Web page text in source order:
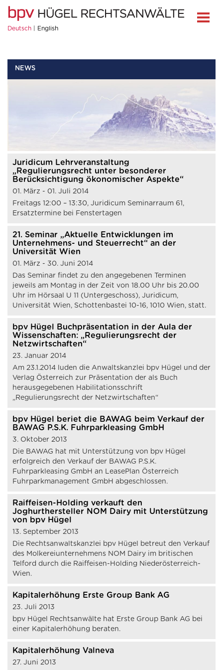
Deutsch English
NEWS
Juridicum Lehrveranstaltung
„Regulierungsrecht unter besonderer
Berücksichtigung ökonomischer Aspekte“
01. März - 01. Juli 2014
Freitags 12:00 – 13:30, Juridicum Seminarraum 61,
Ersatztermine bei Fenstertagen
21. Seminar „Aktuelle Entwicklungen im
Unternehmens- und Steuerrecht“ an der
Universität Wien
01. März - 30. Juni 2014
Das Seminar findet zu den angegebenen Terminen
jeweils am Montag in der Zeit von 18.00 Uhr bis 20.00
Uhr im Hörsaal U 11 (Untergeschoss), Juridicum,
Universität Wien, Schottenbastei 10-16, 1010 Wien, statt.
bpv Hügel Buchpräsentation in der Aula der
Wissenschaften: „Regulierungsrecht der
Netzwirtschaften“
23. Januar 2014
Am 23.1.2014 luden die Anwaltskanzlei bpv Hügel und der
Verlag Österreich zur Präsentation der als Buch
herausgegebenen Habilitationsschrift
„Regulierungsrecht der Netzwirtschaften“
bpv Hügel beriet die BAWAG beim Verkauf der
BAWAG P.S.K. Fuhrparkleasing GmbH
3. Oktober 2013
Die BAWAG hat mit Unterstützung von bpv Hügel
erfolgreich den Verkauf der BAWAG P.S.K.
Fuhrparkleasing GmbH an LeasePlan Österreich
Fuhrparkmanagement GmbH abgeschlossen.
Raiffeisen-Holding verkauft den
Joghurthersteller NOM Dairy mit Unterstützung
von bpv Hügel
13. September 2013
Die Rechtsanwaltskanzlei bpv Hügel betreut den Verkauf
des Molkereiunternehmens NOM Dairy im britischen
Telford durch die Raiffeisen-Holding Niederösterreich-
Wien.
Kapitalerhöhung Erste Group Bank AG
23. Juli 2013
bpv Hügel Rechtsanwälte hat Erste Group Bank AG bei
einer Kapitalerhöhung beraten.
Kapitalerhöhung Valneva
27. Juni 2013